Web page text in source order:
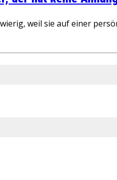
weil sie auf einer